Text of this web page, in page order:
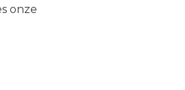
onze